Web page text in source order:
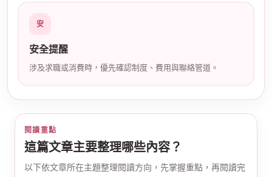
安
安全提醒
涉及求職或消費時，優先確認制度、費用與聯絡管道。
閱讀重點
這篇文章主要整理哪些內容？
以下依文章所在主題整理閱讀方向，先掌握重點，再閱讀完